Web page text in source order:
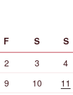
F S
S
2 3
4
9 10
11